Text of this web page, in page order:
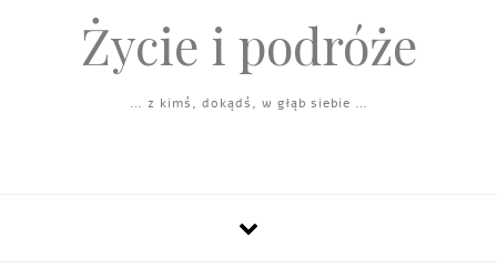
Życie i podróże
… z kimś, dokądś, w głąb siebie …